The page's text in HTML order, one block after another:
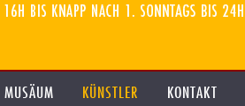
MUSÄUM KÜNSTLER KONTAKT